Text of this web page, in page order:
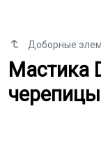
Доборные
Мастика
Мастика